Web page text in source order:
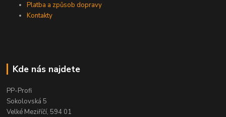
Platba a způsob dopravy
Kontakty
Kde nás najdete
PP-Profi
Sokolovská 5
Velké Meziříčí, 594 01